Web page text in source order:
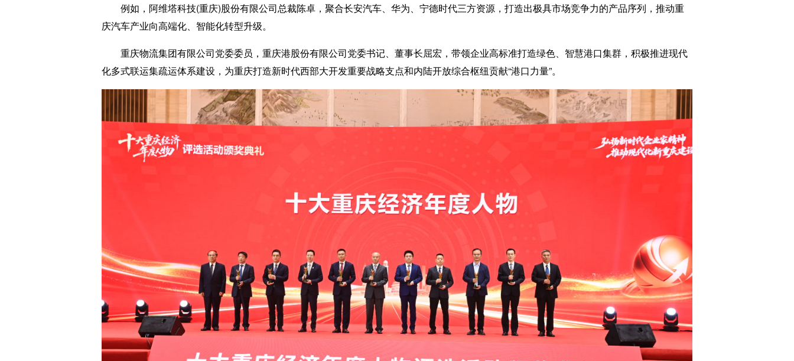
例如，阿维塔科技(重庆)股份有限公司总裁陈卓，聚合长安汽车、华为、宁德时代三方资源，打造出极具市场竞争力的产品序列，推动重
庆汽车产业向高端化、智能化转型升级。
重庆物流集团有限公司党委委员，重庆港股份有限公司党委书记、董事长屈宏，带领企业高标准打造绿色、智慧港口集群，积极推进现代
化多式联运集疏运体系建设，为重庆打造新时代西部大开发重要战略支点和内陆开放综合枢纽贡献“港口力量”。